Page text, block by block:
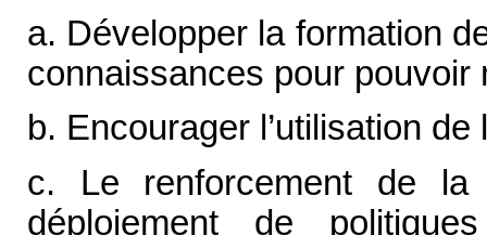
a. Développer la formation
connaissances pour pouvoir
b. Encourager l’utilisation
c. Le renforcement de la
déploiement de